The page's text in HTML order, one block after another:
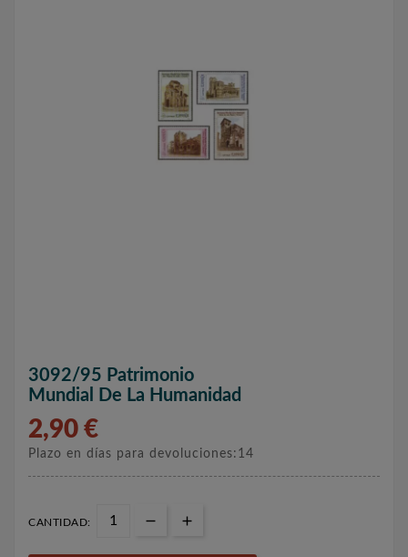
3092/95 Patrimonio
Mundial De La Humanidad
2,90 €
Plazo en días para devoluciones:14
CANTIDAD: